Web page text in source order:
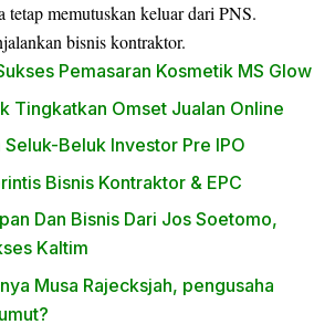
tetap memutuskan keluar dari PNS.
bisnis kontraktor.
Pemasaran Kosmetik MS Glow
Tingkatkan Omset Jualan Online
Seluk-Beluk Investor Pre IPO
Bisnis Kontraktor & EPC
Dan Bisnis Dari Jos Soetomo,
Kaltim
Musa Rajecksjah, pengusaha